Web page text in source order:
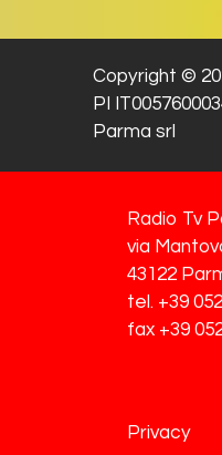
Copyright ©
PI
Parma srl
Radio Tv
via
43122
tel. +39
fax +39
Privacy